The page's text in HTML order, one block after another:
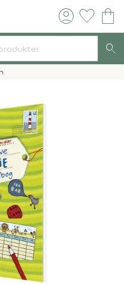
account_circle favorite shopping_bag
search